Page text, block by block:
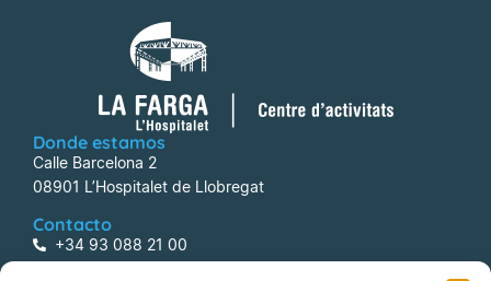
Donde estamos
Calle Barcelona 2
08901 L’Hospitalet de Llobregat
Contacto
+34 93 088 21 00